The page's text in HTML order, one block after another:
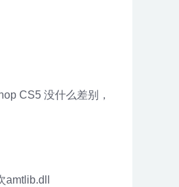
CS5 没什么差别，
amtlib.dll